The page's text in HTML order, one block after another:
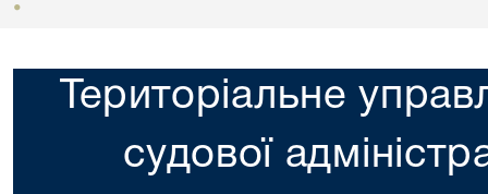
•
Територіальне
судової